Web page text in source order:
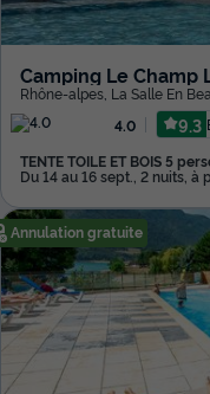
Camping Le Champ
Rhône-alpes La Salle En
4.0
9.3
TENTE TOILE ET BOIS 5
Du 14 au 16 sept., 2 nuits, à
Annulation gratuite